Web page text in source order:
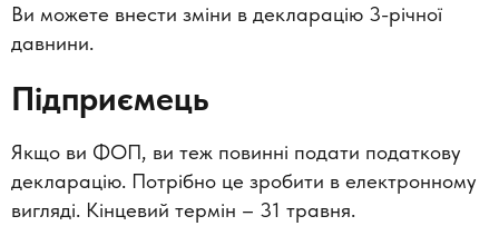
Ви можете внести зміни в декларацію 3-річної
давнини.
Підприємець
Якщо ви ФОП, ви теж повинні подати податкову
декларацію. Потрібно це зробити в електронному
вигляді. Кінцевий термін – 31 травня.